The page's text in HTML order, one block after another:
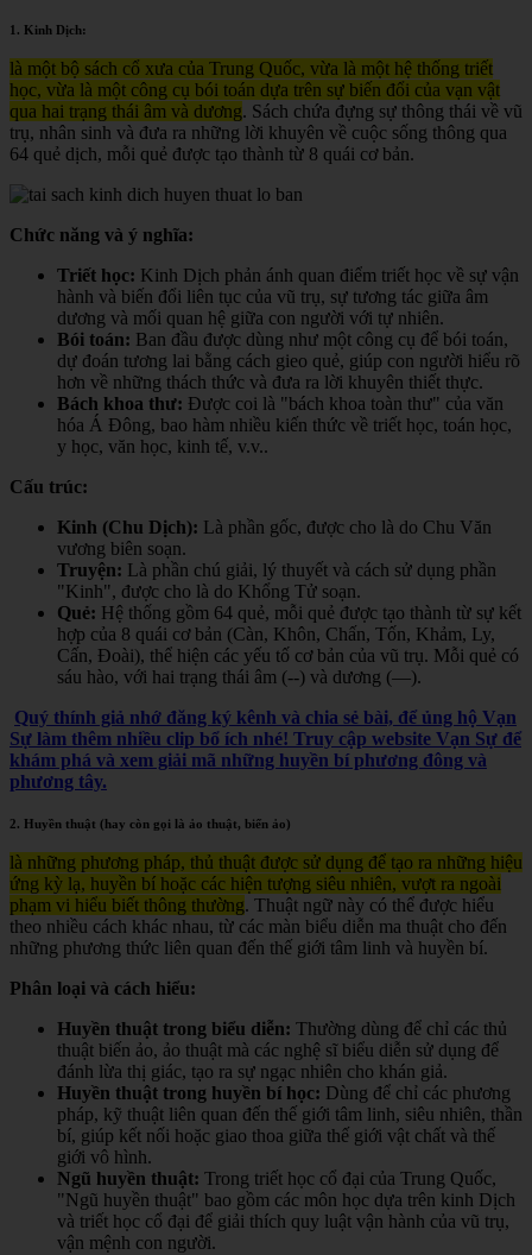
1. Kinh Dịch:
là một bộ sách cổ xưa của Trung Quốc, vừa là một hệ thống triết
học, vừa là một công cụ bói toán dựa trên sự biến đổi của vạn vật
qua hai trạng thái âm và dương. Sách chứa đựng sự thông thái về vũ
trụ, nhân sinh và đưa ra những lời khuyên về cuộc sống thông qua
64 quẻ dịch, mỗi quẻ được tạo thành từ 8 quái cơ bản.
Chức năng và ý nghĩa:
Triết học: Kinh Dịch phản ánh quan điểm triết học về sự vận
hành và biến đổi liên tục của vũ trụ, sự tương tác giữa âm
dương và mối quan hệ giữa con người với tự nhiên.
Bói toán: Ban đầu được dùng như một công cụ để bói toán,
dự đoán tương lai bằng cách gieo quẻ, giúp con người hiểu rõ
hơn về những thách thức và đưa ra lời khuyên thiết thực.
Bách khoa thư: Được coi là "bách khoa toàn thư" của văn
hóa Á Đông, bao hàm nhiều kiến thức về triết học, toán học,
y học, văn học, kinh tế, v.v..
Cấu trúc:
Kinh (Chu Dịch): Là phần gốc, được cho là do Chu Văn
vương biên soạn.
Truyện: Là phần chú giải, lý thuyết và cách sử dụng phần
"Kinh", được cho là do Khổng Tử soạn.
Quẻ: Hệ thống gồm 64 quẻ, mỗi quẻ được tạo thành từ sự kết
hợp của 8 quái cơ bản (Càn, Khôn, Chấn, Tốn, Khảm, Ly,
Cấn, Đoài), thể hiện các yếu tố cơ bản của vũ trụ. Mỗi quẻ có
sáu hào, với hai trạng thái âm (--) và dương (—).
Quý thính giả nhớ đăng ký kênh và chia sẻ bài, để ủng hộ Vạn
Sự làm thêm nhiều clip bổ ích nhé! Truy cập website Vạn Sự để
khám phá và xem giải mã những huyền bí phương đông và
phương tây.
2. Huyền thuật (hay còn gọi là ảo thuật, biến ảo)
là những phương pháp, thủ thuật được sử dụng để tạo ra những hiệu
ứng kỳ lạ, huyền bí hoặc các hiện tượng siêu nhiên, vượt ra ngoài
phạm vi hiểu biết thông thường. Thuật ngữ này có thể được hiểu
theo nhiều cách khác nhau, từ các màn biểu diễn ma thuật cho đến
những phương thức liên quan đến thế giới tâm linh và huyền bí.
Phân loại và cách hiểu:
Huyền thuật trong biểu diễn: Thường dùng để chỉ các thủ
thuật biến ảo, ảo thuật mà các nghệ sĩ biểu diễn sử dụng để
đánh lừa thị giác, tạo ra sự ngạc nhiên cho khán giả.
Huyền thuật trong huyền bí học: Dùng để chỉ các phương
pháp, kỹ thuật liên quan đến thế giới tâm linh, siêu nhiên, thần
bí, giúp kết nối hoặc giao thoa giữa thế giới vật chất và thế
giới vô hình.
Ngũ huyền thuật: Trong triết học cổ đại của Trung Quốc,
"Ngũ huyền thuật" bao gồm các môn học dựa trên kinh Dịch
và triết học cổ đại để giải thích quy luật vận hành của vũ trụ,
vận mệnh con người.